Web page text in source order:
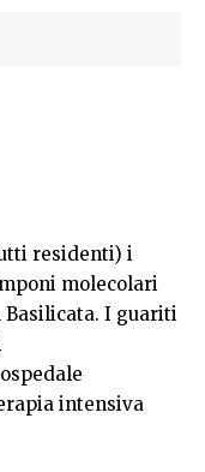
residenti) i
molecolari
I guariti
intensiva